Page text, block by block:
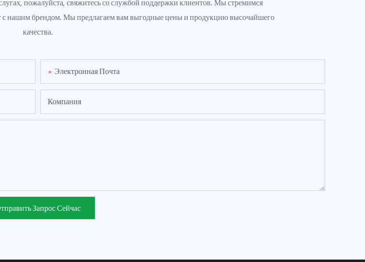
пожалуйста, свяжитесь со службой поддержки клиентов. Мы стремимся
с нашим брендом. Мы предлагаем вам выгодные цены и продукцию высочайшего
качества.
Электронная Почта
Компания
Запрос Сейчас